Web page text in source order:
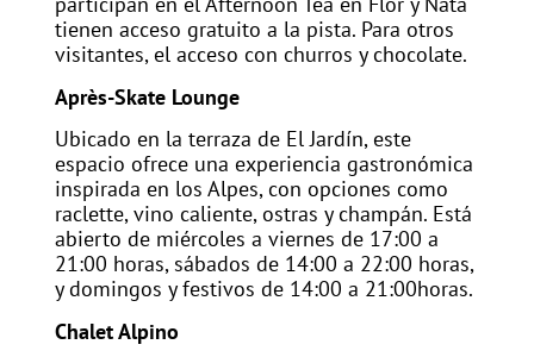
tienen acceso gratuito a la pista. Para otros
visitantes, el acceso con churros y chocolate.
Après-Skate Lounge
Ubicado en la terraza de El Jardín, este
espacio ofrece una experiencia gastronómica
inspirada en los Alpes, con opciones como
raclette, vino caliente, ostras y champán. Está
abierto de miércoles a viernes de 17:00 a
21:00 horas, sábados de 14:00 a 22:00 horas,
y domingos y festivos de 14:00 a 21:00horas.
Chalet Alpino